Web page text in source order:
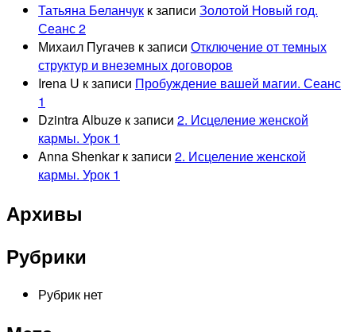
Татьяна Беланчук к записи Золотой Новый год.
Сеанс 2
Михаил Пугачев к записи Отключение от темных
структур и внеземных договоров
Irena U к записи Пробуждение вашей магии. Сеанс
1
Dzintra Albuze к записи 2. Исцеление женской
кармы. Урок 1
Anna Shenkarк записи 2. Исцеление женской
кармы. Урок 1
Архивы
Рубрики
Рубрик нет